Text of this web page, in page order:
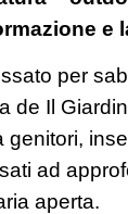
e
per
de Il
genitori,
ad
aperta.